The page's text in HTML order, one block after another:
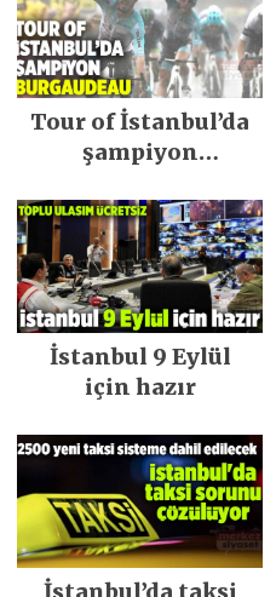
Tour of İstanbul’da
şampiyon
İstanbul 9 Eylül
için hazır